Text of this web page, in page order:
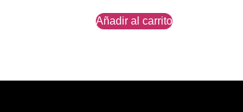
Añadir al carrito